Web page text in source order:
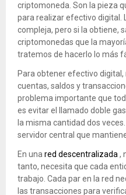
criptomoneda. Son la pieza
para realizar efectivo digital.
compleja, pero si la obtiene,
criptomonedas que la
tratemos de hacerlo lo más
Para obtener efectivo digital,
cuentas, saldos y
problema importante que
es evitar el llamado doble
la misma cantidad dos
servidor central que
En una red descentralizada ,
tanto, necesita que cada
trabajo. Cada par en la red
las transacciones para